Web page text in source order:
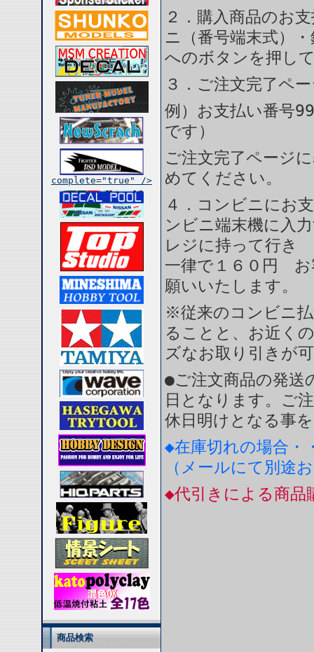
complete="true" />
商品検索
２．購入商品のお
ニ（番号端末式）
へのボタンを押し
３．ご注文完了ペ
例）お支払い番号
です）
ご注文完了ページ
めてください。
４．コンビニにお
ンビニ端末機に入
レジに持って行き
一律で１６０円 お
願いいたします。
※従来のコンビニ
ることと、お近く
ズなお取り引きが
●ご注文商品の発送
日となります。ご
休日明けとなる事
◆在庫切れの場合・
（メールにて別途
◆代引きによる商品